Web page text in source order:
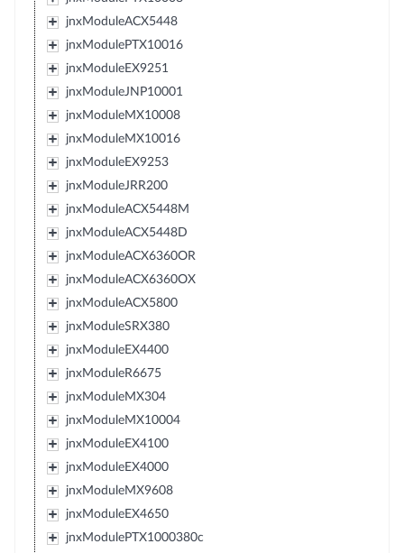
jnxModuleACX5448
jnxModulePTX10016
jnxModuleEX9251
jnxModuleJNP10001
jnxModuleMX10008
jnxModuleMX10016
jnxModuleEX9253
jnxModuleJRR200
jnxModuleACX5448M
jnxModuleACX5448D
jnxModuleACX6360OR
jnxModuleACX6360OX
jnxModuleACX5800
jnxModuleSRX380
jnxModuleEX4400
jnxModuleR6675
jnxModuleMX304
jnxModuleMX10004
jnxModuleEX4100
jnxModuleEX4000
jnxModuleMX9608
jnxModuleEX4650
jnxModulePTX1000380c